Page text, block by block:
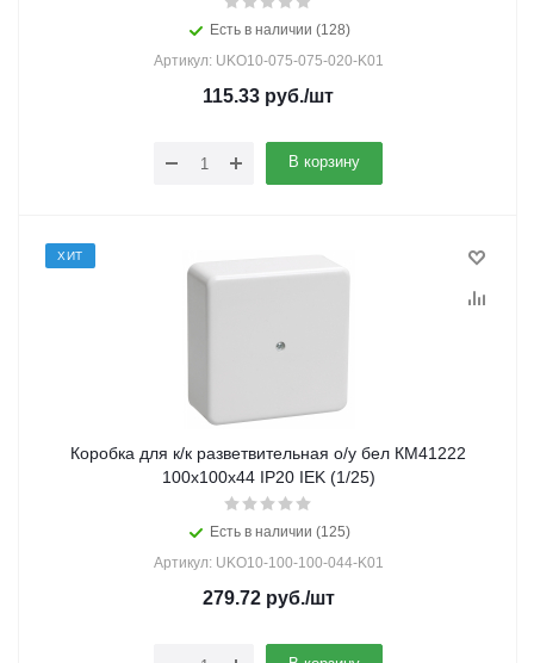
Есть в наличии (128)
Артикул: UKO10-075-075-020-K01
115.33 руб./шт
В корзину
ХИТ
Коробка для к/к разветвительная о/у бел КМ41222
100х100х44 IP20 IEK (1/25)
Есть в наличии (125)
Артикул: UKO10-100-100-044-K01
279.72руб./шт